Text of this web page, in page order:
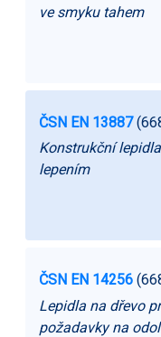
ve smyku tahem
ČSN EN 13887
Konstrukční
lepením
ČSN EN 14256
Lepidla na dřevo
požadavky na